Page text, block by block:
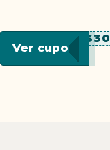
****S30
Ver cupon